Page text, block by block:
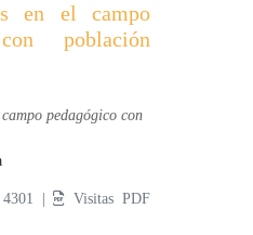
en el campo
población
pedagógico con
4301 |
Visitas PDF